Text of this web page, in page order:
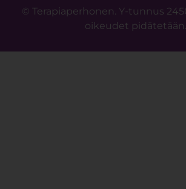
© Terapiaperhonen. Y-tunnus
oikeudet pidätetään.